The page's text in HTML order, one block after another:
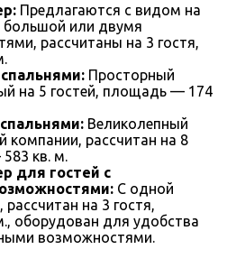
Предлагаются с видом на
большой или двумя
рассчитаны на 3 гостя,
Просторный
на 5 гостей, площадь — 174
Великолепный
рассчитан на 8
кв. м.
для гостей с
С одной
на 3 гостя,
оборудован для удобства
возможностями.